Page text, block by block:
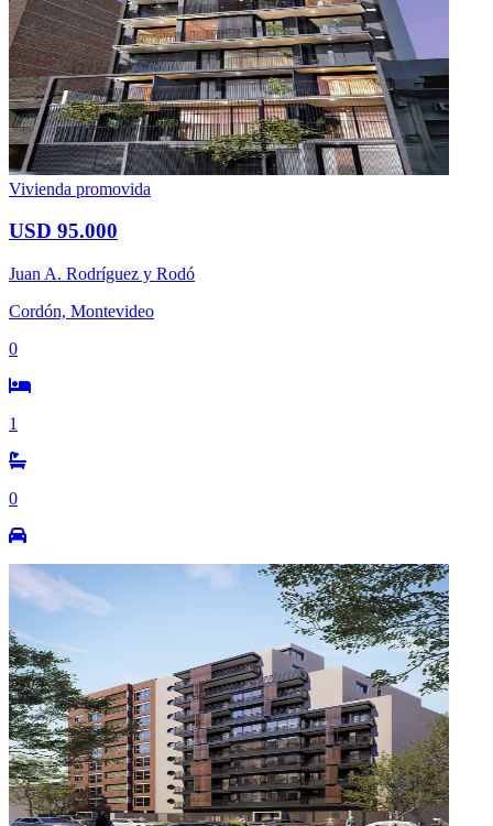
Vivienda promovida
USD 95.000
Juan A. Rodríguez y Rodó
Cordón, Montevideo
0
1
0